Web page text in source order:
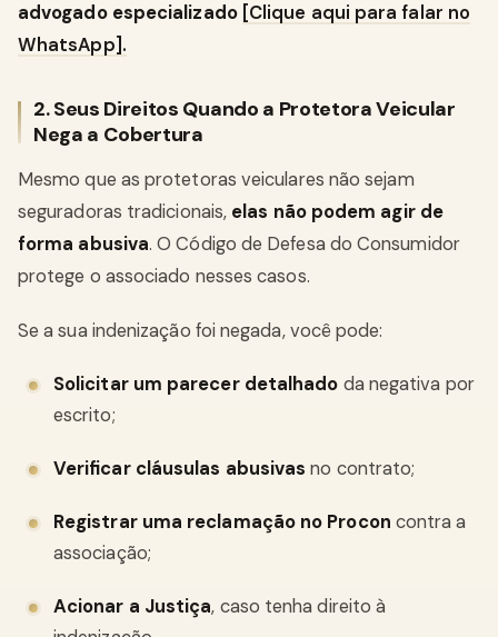
advogado especializado [Clique aqui para falar no
WhatsApp].
2. Seus Direitos Quando a Protetora Veicular
Nega a Cobertura
Mesmo que as protetoras veiculares não sejam
seguradoras tradicionais, elas não podem agir de
forma abusiva. O Código de Defesa do Consumidor
protege o associado nesses casos.
Se a sua indenização foi negada, você pode:
Solicitar um parecer detalhado da negativa por
escrito;
Verificar cláusulas abusivas no contrato;
Registrar uma reclamação no Procon contra a
associação;
Acionar a Justiça, caso tenha direito à